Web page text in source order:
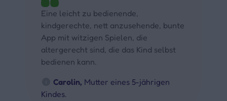
Eine leicht zu bedienende,
kindgerechte, nett anzusehende, bunte
App mit witzigen Spielen, die
altergerecht sind, die das Kind selbst
bedienen kann.
Carolin, Mutter eines 5-jährigen
Kindes.